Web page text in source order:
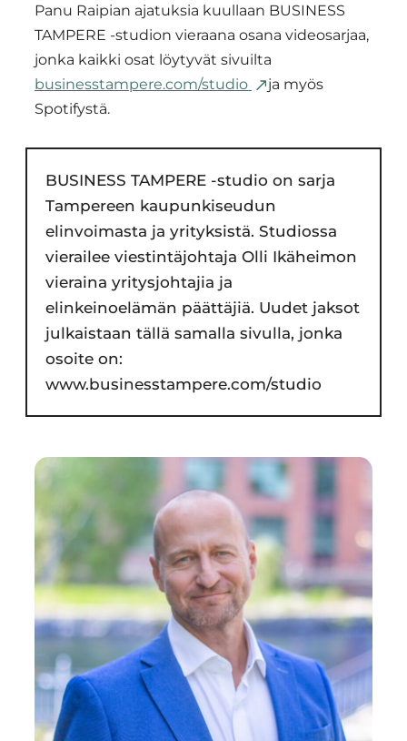
Panu Raipian ajatuksia kuullaan BUSINESS
TAMPERE -studion vieraana osana videosarjaa,
jonka kaikki osat löytyvät sivuilta
businesstampere.com/studio
ja myös
Spotifystä.
BUSINESS TAMPERE -studio on sarja
Tampereen kaupunkiseudun
elinvoimasta ja yrityksistä. Studiossa
vierailee viestintäjohtaja Olli Ikäheimon
vieraina yritysjohtajia ja
elinkeinoelämän päättäjiä. Uudet jaksot
julkaistaan tällä samalla sivulla, jonka
osoite on:
www.businesstampere.com/studio